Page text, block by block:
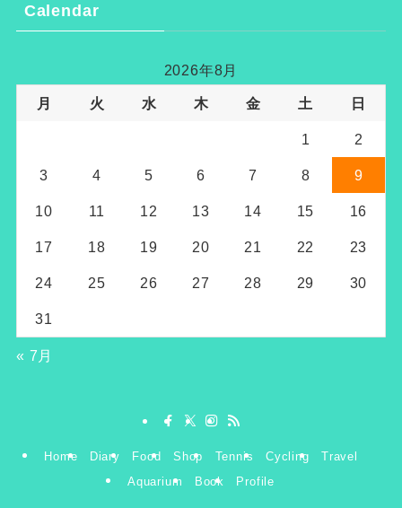
Calendar
2026年8月
月 火 水 木 金 土 日
1 2
3 4 5 6 7 8 9
10 11 12 13 14 15 16
17 18 19 20 21 22 23
24 25 26 27 28 29 30
31
« 7月
Home Diary Food Shop Tennis Cycling
Travel
Aquarium
Book Profile